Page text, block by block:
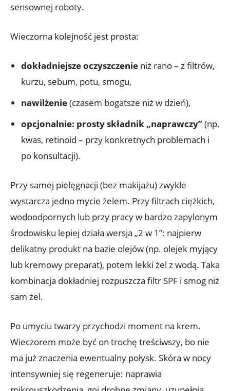
sensownej roboty.
Wieczorna kolejność jest prosta:
dokładniejsze oczyszczenie niż rano – z filtrów,
kurzu, sebum, potu, smogu,
nawilżenie(czasem bogatsze niż w dzień),
opcjonalnie: prosty składnik „naprawczy”(np.
kwas, retinoid – przy konkretnych problemach i
po konsultacji).
Przy samej pielęgnacji (bez makijażu) zwykle
wystarcza jedno mycie żelem. Przy filtrach ciężkich,
wodoodpornych lub przy pracy w bardzo zapylonym
środowisku lepiej działa wersja „2 w 1”: najpierw
delikatny produkt na bazie olejów (np. olejek myjący
lub kremowy preparat), potem lekki żel z wodą. Taka
kombinacja dokładniej rozpuszcza filtr SPF i smog niż
sam żel.
Po umyciu twarzy przychodzi moment na krem.
Wieczorem może być on trochę treściwszy, bo nie
ma już znaczenia ewentualny połysk. Skóra w nocy
intensywniej się regeneruje: naprawia